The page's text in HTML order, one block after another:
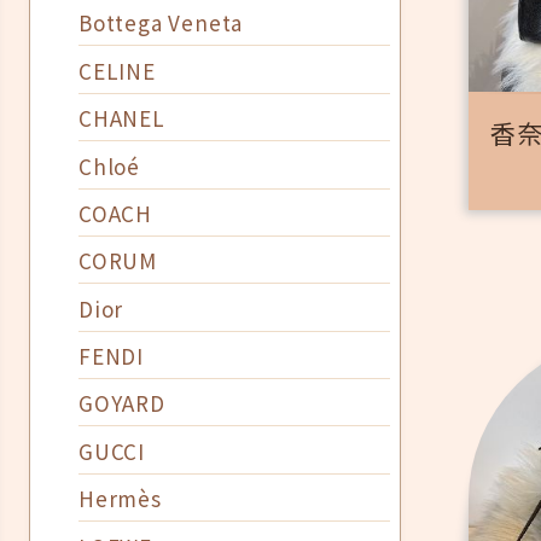
Bottega Veneta
CELINE
CHANEL
Chloé
COACH
CORUM
Dior
FENDI
GOYARD
GUCCI
Hermès
香